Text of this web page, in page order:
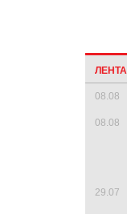
08.08
08.08
29.07